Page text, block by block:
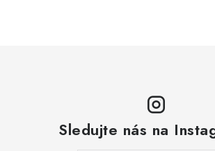
Sledujte nás na